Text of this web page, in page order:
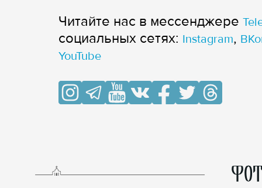
Читайте нас в мессенджере
cоциальных сетях: Instagram,
YouTube